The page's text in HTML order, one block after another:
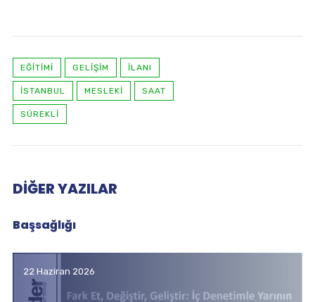
EĞITIMI GELİŞİM İLANI
İSTANBUL MESLEKİ SAAT
SÜREKLİ
DIĞER YAZILAR
Başsağlığı
22 Haziran 2026